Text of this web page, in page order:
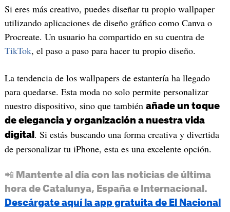
Si eres más creativo, puedes diseñar tu propio wallpaper
utilizando aplicaciones de diseño gráfico como Canva o
Procreate. Un usuario ha compartido en su cuentra de
TikTok, el paso a paso para hacer tu propio diseño.
La tendencia de los wallpapers de estantería ha llegado
para quedarse. Esta moda no solo permite personalizar
nuestro dispositivo, sino que también añade un toque
de elegancia y organización a nuestra vida
digital . Si estás buscando una forma creativa y divertida
de personalizar tu iPhone, esta es una excelente opción.
📲 Mantente al día con las noticias de última
hora de Catalunya, España e Internacional.
Descárgate aquí la app gratuita de El Nacional